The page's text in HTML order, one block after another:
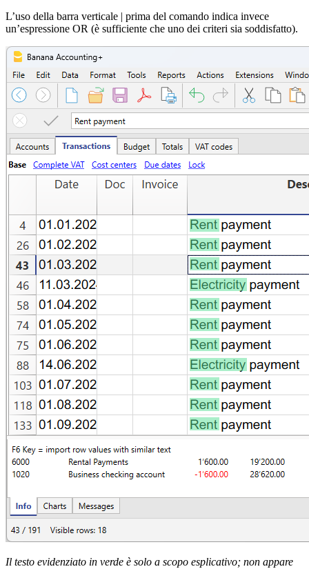
L’uso della barra verticale | prima del comando indica invece
un’espressione OR (è sufficiente che uno dei criteri sia soddisfatto).
Il testo evidenziato in verde è solo a scopo esplicativo; non appare